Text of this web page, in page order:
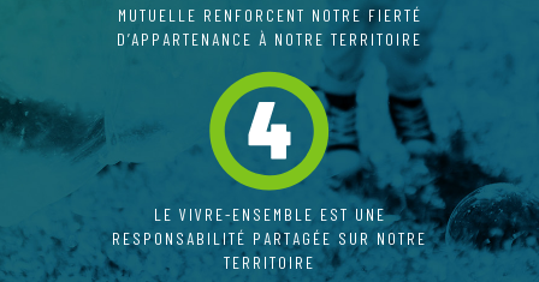
MUTUELLE RENFORCENT NOTRE FIERTÉ
D’APPARTENANCE À NOTRE TERRITOIRE
LE VIVRE-ENSEMBLE EST UNE
RESPONSABILITÉ PARTAGÉE SUR NOTRE
TERRITOIRE